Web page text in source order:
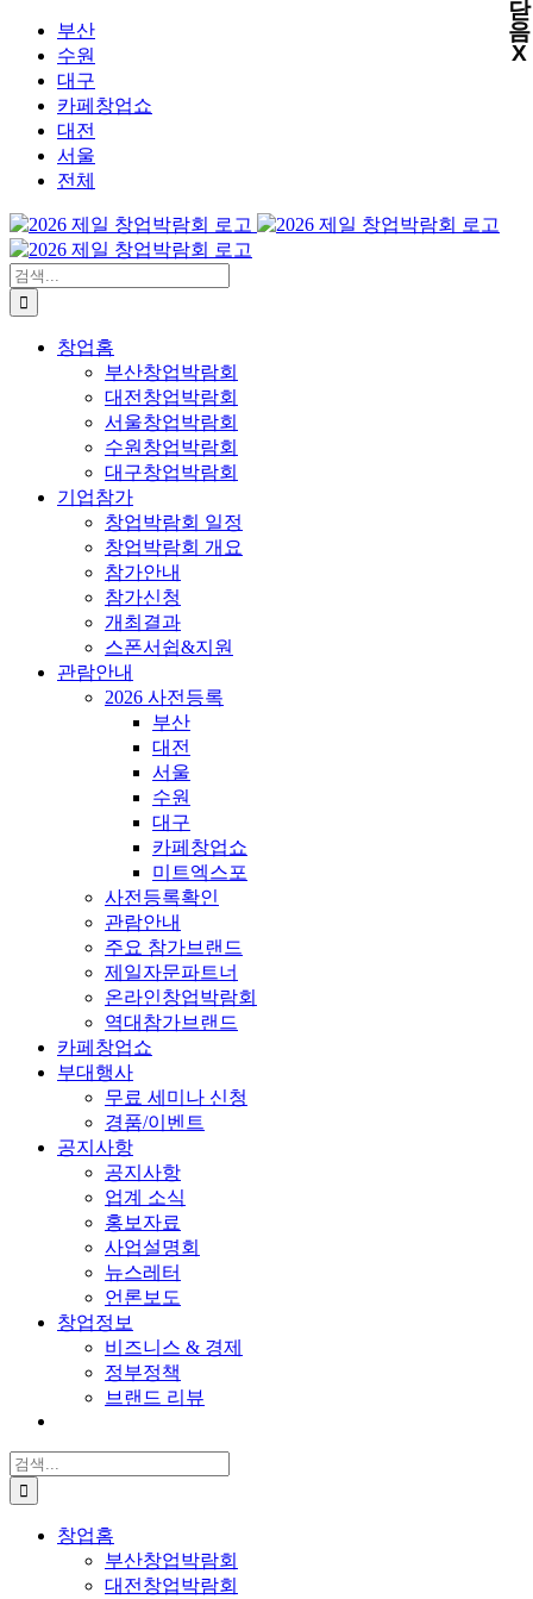
부산
수원
대구
카페창업쇼
대전
서울
전체
검
색:
창업홈
부산창업박람회
대전창업박람회
서울창업박람회
수원창업박람회
대구창업박람회
기업참가
창업박람회 일정
창업박람회 개요
참가안내
참가신청
개최결과
스폰서쉽&지원
관람안내
2026 사전등록
부산
대전
서울
수원
대구
카페창업쇼
미트엑스포
사전등록확인
관람안내
주요 참가브랜드
제일자문파트너
온라인창업박람회
역대참가브랜드
카페창업쇼
부대행사
무료 세미나 신청
경품/이벤트
공지사항
공지사항
업계 소식
홍보자료
사업설명회
뉴스레터
언론보도
창업정보
비즈니스 & 경제
정부정책
브랜드 리뷰
검
색:
창업홈
부산창업박람회
대전창업박람회
X
X
X
X
닫
음
X